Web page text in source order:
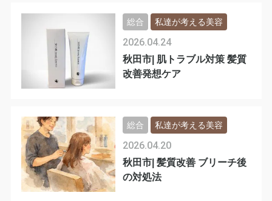
秋田市| 肌トラブル対策 髪質
改善発想ケア
2026.04.24
総合 私達が考える美容
秋田市| 髪質改善 ブリーチ後
の対処法
2026.04.20
総合 私達が考える美容